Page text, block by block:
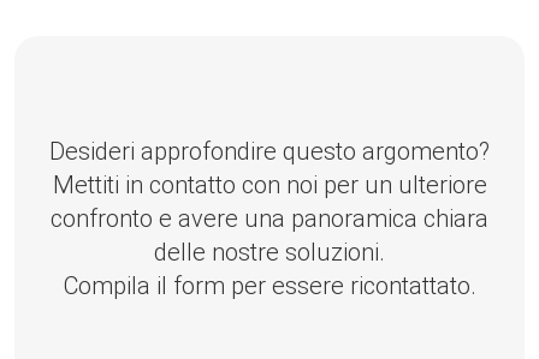
Desideri approfondire questo argomento?
Mettiti in contatto con noi per un ulteriore
confronto e avere una panoramica chiara
delle nostre soluzioni.
Compila il form per essere ricontattato.